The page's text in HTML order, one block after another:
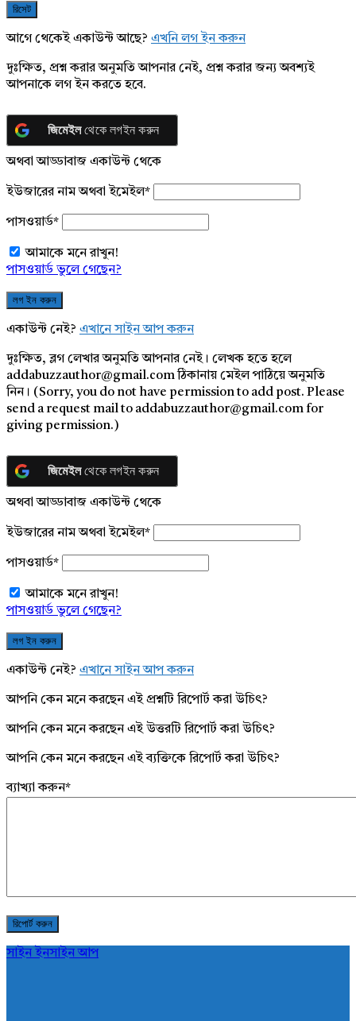
আগে থেকেই একাউন্ট আছে? এখনি লগ ইন করুন
দুঃক্ষিত, প্রশ্ন করার অনুমতি আপনার নেই, প্রশ্ন করার জন্য অবশ্যই
আপনাকে লগ ইন করতে হবে.
জিমেইলথেকে লগইন করুন
অথবা আড্ডাবাজ একাউন্ট থেকে
ইউজারের নাম অথবা ইমেইল*
পাসওয়ার্ড*
আমাকে মনে রাখুন!
পাসওয়ার্ড ভুলে গেছেন?
একাউন্ট নেই? এখানে সাইন আপ করুন
দুঃক্ষিত, ব্লগ লেখার অনুমতি আপনার নেই। লেখক হতে হলে
addabuzzauthor@gmail.com ঠিকানায় মেইল পাঠিয়ে অনুমতি
নিন। (Sorry, you do not have permission to add post. Please
send a request mail to addabuzzauthor@gmail.com for
giving permission.)
জিমেইলথেকে লগইন করুন
অথবা আড্ডাবাজ একাউন্ট থেকে
ইউজারের নাম অথবা ইমেইল*
পাসওয়ার্ড*
আমাকে মনে রাখুন!
পাসওয়ার্ড ভুলে গেছেন?
একাউন্ট নেই? এখানে সাইন আপ করুন
আপনি কেন মনে করছেন এই প্রশ্নটি রিপোর্ট করা উচিৎ?
আপনি কেন মনে করছেন এই উত্তরটি রিপোর্ট করা উচিৎ?
আপনি কেন মনে করছেন এই ব্যক্তিকে রিপোর্ট করা উচিৎ?
ব্যাখ্যা করুন*
সাইন ইনসাইন আপ